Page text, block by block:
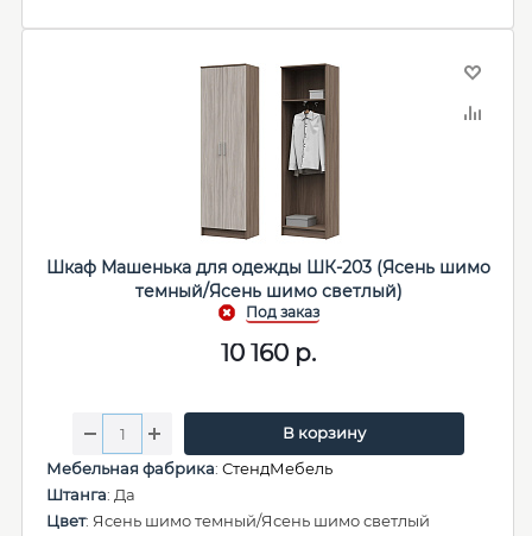
Шкаф Машенька для одежды ШК-203 (Ясень шимо
темный/Ясень шимо светлый)
10 160 р.
В корзину
Мебельная фабрика: СтендМебель
Штанга: Да
Цвет: Ясень шимо темный/Ясень шимо светлый